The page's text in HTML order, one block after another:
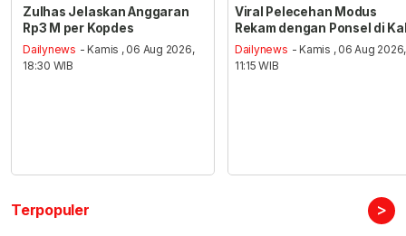
Zulhas Jelaskan Anggaran
Rp3 M per Kopdes
Dailynews - Kamis , 06 Aug 2026,
18:30 WIB
Viral Pelecehan Modus
Rekam dengan Ponsel di
Dailynews - Kamis , 06 Aug 2026,
11:15 WIB
Terpopuler >